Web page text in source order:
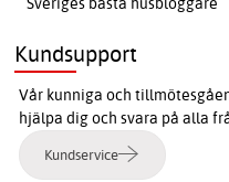
Kundsupport
Vår kunniga och
hjälpa dig och svara på alla
Kundservice